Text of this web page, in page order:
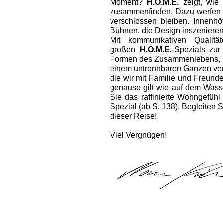
Moment? H.O.M.E. zeigt, wie
zusammenfinden. Dazu
verschlossen bleiben.
Bühnen, die Design
Mit kommunikativen
großen H.O.M.E.-Spezials
Formen des
einem untrennbaren Ganzen
die wir mit Familie und
genauso gilt wie auf dem
Sie das raffinierte
Spezial (ab S. 138). Begleiten
dieser Reise!
Viel Vergnügen!